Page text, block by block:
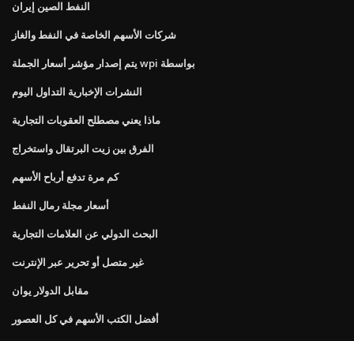
النفط الصين إيران
شركات الأسهم الخاصة في النفط والغاز
يتم إصدار مؤشر أسعار الجملة wpi بواسطة
النشرات الإخبارية التداول اليوم
ماذا يعني مصطلح العقوبات التجارية
الفرق بين زيت البرتقال واستخراج
كم مرة تدفع أرباح الأسهم
أسعار مجلة رمال النفط
البحث الدولي عن العلامات التجارية
غير متصل أو تحرير عبر الإنترنت
مقابل الدولار يوان
أفضل الكتب الأسهم في كل العصور